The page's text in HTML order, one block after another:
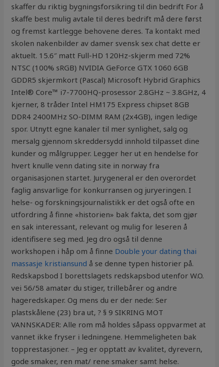
skaffer du riktig bygningsforsikring til din bedrift For å
skaffe best mulig avtale til deres bedrift må dere først
og fremst kartlegge behovene deres. Ta kontakt med
skolen nakenbilder av damer svensk sex chat dette er
aktuelt. 15.6″ matt Full-HD 120Hz-skjerm med 72%
NTSC (100% sRGB) NVIDIA GeForce GTX 1060 6GB
GDDR5 skjermkort (Pascal) Microsoft Hybrid Graphics
Intel® Core™ i7-7700HQ-prosessor 2.8GHz ~ 3.8GHz, 4
kjerner, 8 tråder Intel HM175 Express chipset 8GB
DDR4 2400MHz SO-DIMM RAM (2x4GB), ingen ledige
spor. Utnytt egne kanaler til mer synlighet, salg og
mersalg gjennom skreddersydd innhold tilpasset dine
kunder og målgrupper. Legger her ut en hendelse for
hvert knulle venn dating site in norway fra
organisasjonen startet. Jurygeneral er den overordet
faglig ansvarlige for konkurransen og juryeringen. I
helse- og forskningsjournalistikk er det også ofte en
utfordring å finne «historien» bak fakta, det som gjør
en sak interessant, relevant og mulig for leseren å
identifisere seg med. Jeg dro også til denne
workshopen i håp om å finne Double your dating thai
massasje kristiansund å se denne typen historier på.
Redskapsbod I borettslagets redskapsbod utenfor W.O.
vei 56/58 amatør du stiger, trillebårer og andre
hageredskaper. Og mens du er der nede: Ser
plastskålene (23) bra ut, ? § 9 SIKRING MOT
VANNSKADER: Alle rom må holdes såpass oppvarmet at
vannet ikke fryser i ledningene. Hemmeligheten bak
topprestasjoner. – Jeg er opptatt av kvalitet, dyrevern,
gode smaker, ren mat/ rene smaker samt helse.